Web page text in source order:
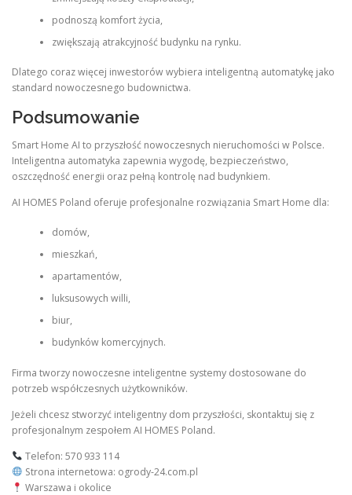
podnoszą komfort życia,
zwiększają atrakcyjność budynku na rynku.
Dlatego coraz więcej inwestorów wybiera inteligentną automatykę jako
standard nowoczesnego budownictwa.
Podsumowanie
Smart Home AI to przyszłość nowoczesnych nieruchomości w Polsce.
Inteligentna automatyka zapewnia wygodę, bezpieczeństwo,
oszczędność energii oraz pełną kontrolę nad budynkiem.
AI HOMES Poland oferuje profesjonalne rozwiązania Smart Home dla:
domów,
mieszkań,
apartamentów,
luksusowych willi,
biur,
budynków komercyjnych.
Firma tworzy nowoczesne inteligentne systemy dostosowane do
potrzeb współczesnych użytkowników.
Jeżeli chcesz stworzyć inteligentny dom przyszłości, skontaktuj się z
profesjonalnym zespołem AI HOMES Poland.
Telefon: 570 933 114
Strona internetowa: ogrody-24.com.pl
Warszawa i okolice